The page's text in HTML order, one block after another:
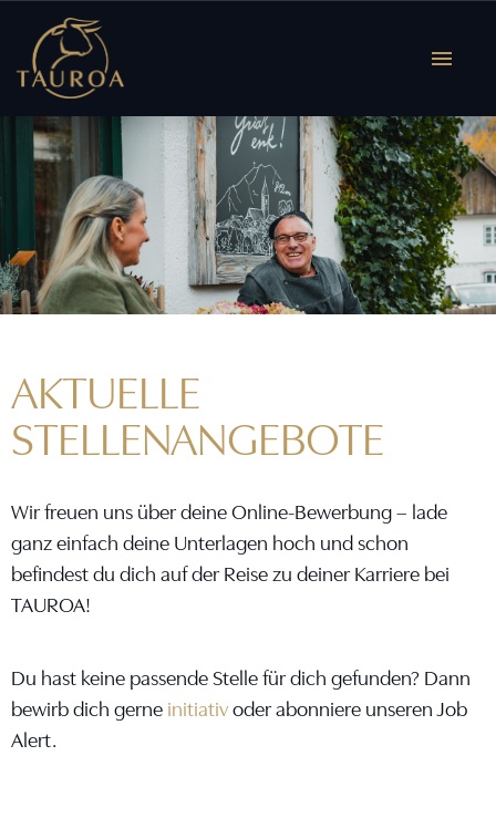
Deutsch
Englisch
OFFENE JOBS
AKTUELLE
STELLENANGEBOTE
Wir freuen uns über deine Online-Bewerbung – lade
ganz einfach deine Unterlagen hoch und schon
befindest du dich auf der Reise zu deiner Karriere bei
TAUROA!
Du hast keine passende Stelle für dich gefunden? Dann
bewirb dich gerne initiativoder abonniere unseren Job
Alert.